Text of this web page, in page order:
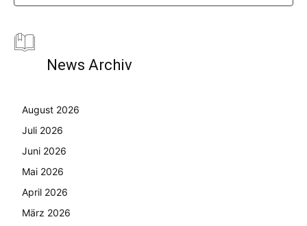
News Archiv
August 2026
Juli 2026
Juni 2026
Mai 2026
April 2026
März 2026